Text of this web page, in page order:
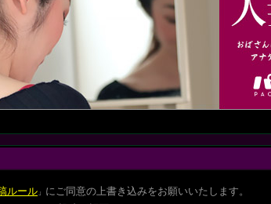
ルール 」 にご同意の上書き込みをお願いいたします。